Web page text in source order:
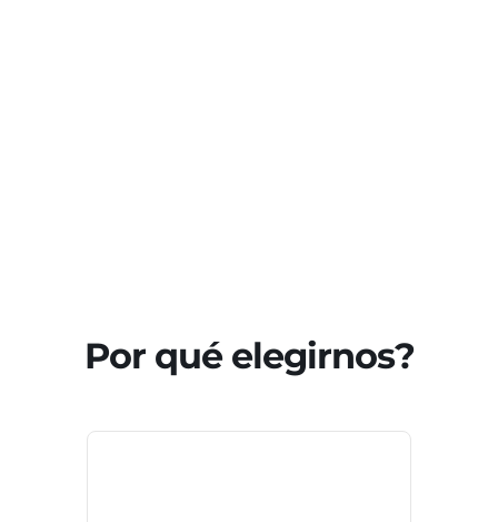
Por qué elegirnos?